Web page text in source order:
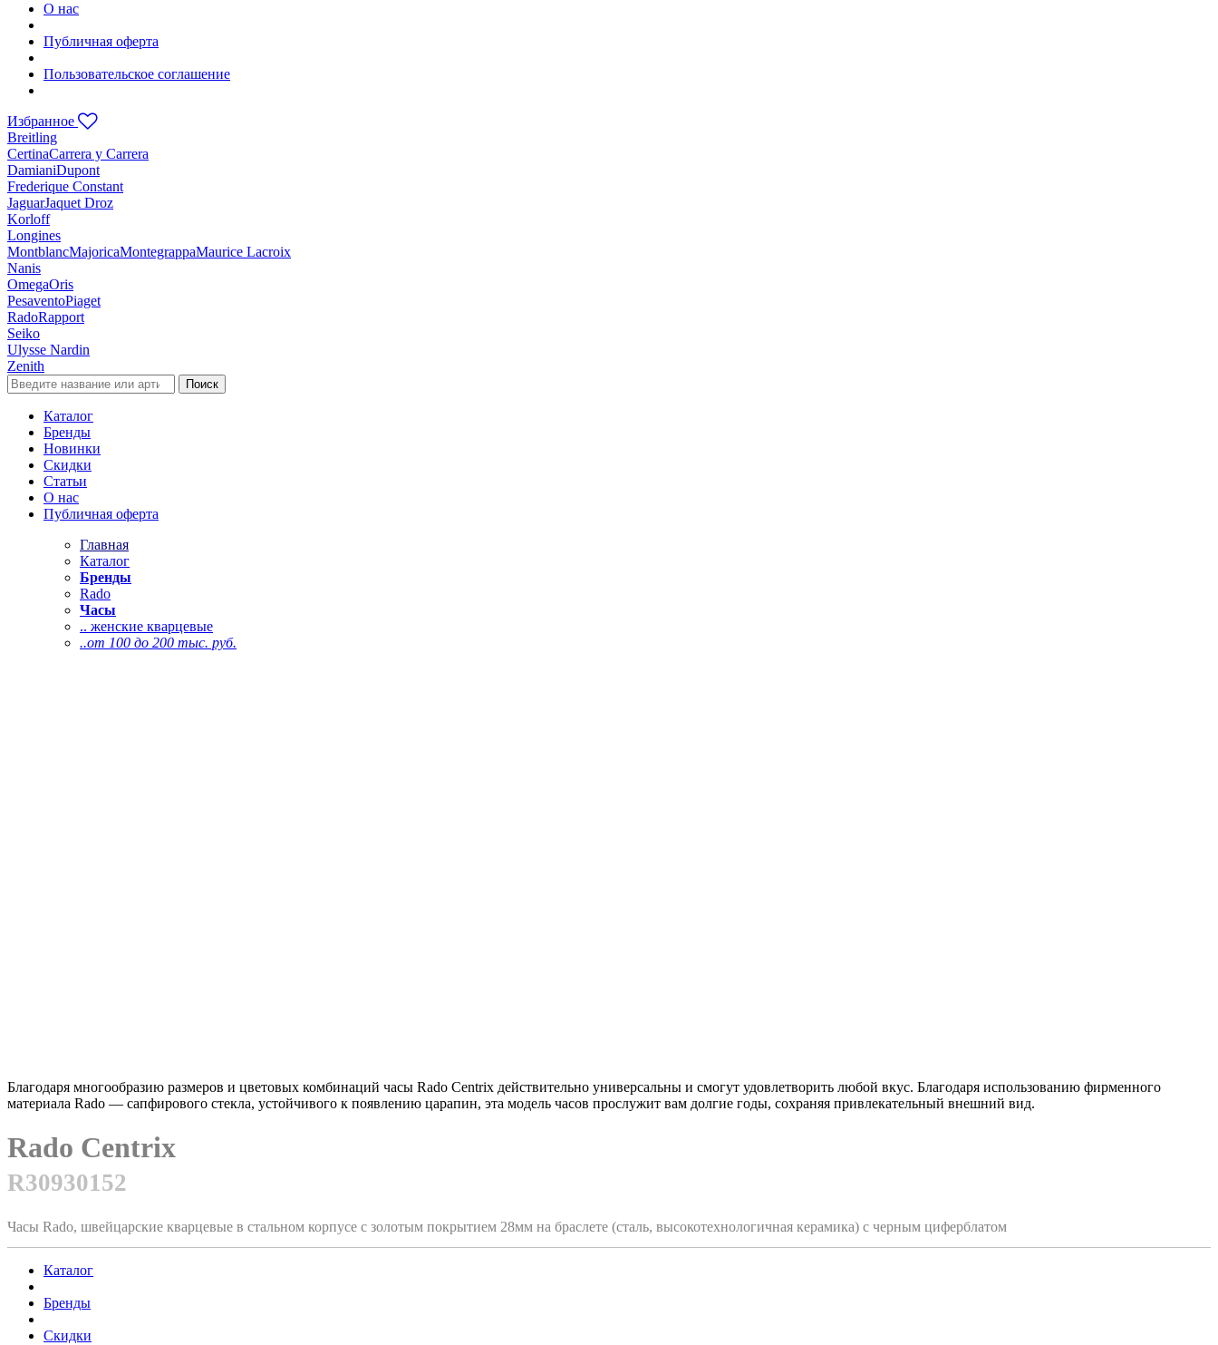
О нас
Публичная оферта
Пользовательское соглашение
Избранное
Breitling
CertinaCarrera y Carrera
DamianiDupont
Frederique Constant
JaguarJaquet Droz
Korloff
Longines
MontblancMajoricaMontegrappaMaurice Lacroix
Nanis
OmegaOris
PesaventoPiaget
RadoRapport
Seiko
Ulysse Nardin
Zenith
Поиск
Каталог
Бренды
Новинки
Скидки
Статьи
О нас
Публичная оферта
Главная
Каталог
Бренды
Rado
Часы
.. женские кварцевые
..от 100 до 200 тыс. руб.
Благодаря многообразию размеров и цветовых комбинаций часы Rado Centrix действительно универсальны и смогут удовлетворить любой вкус. Благодаря использованию фирменного
материала Rado — сапфирового стекла, устойчивого к появлению царапин, эта модель часов прослужит вам долгие годы, сохраняя привлекательный внешний вид.
Rado Centrix
R30930152
Часы Rado, швейцарские кварцевые в стальном корпусе с золотым покрытием 28мм на браслете (сталь, высокотехнологичная керамика) с черным циферблатом
Каталог
Бренды
Скидки